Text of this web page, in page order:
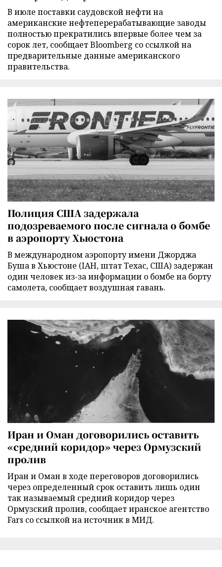
В июле поставки саудовской нефти на
американские нефтеперерабатывающие заводы
полностью прекратились впервые более чем за
сорок лет, сообщает Bloomberg со ссылкой на
предварительные данные американского
правительства.
Полиция США задержала
подозреваемого после сигнала о бомбе
в аэропорту Хьюстона
В международном аэропорту имени Джорджа
Буша в Хьюстоне (IAH, штат Техас, США) задержан
один человек из-за информации о бомбе на борту
самолета, сообщает воздушная гавань.
Иран и Оман договорились оставить
«средний коридор» через Ормузский
пролив
Иран и Оман в ходе переговоров договорились
через определенный срок оставить лишь один
так называемый средний коридор через
Ормузский пролив, сообщает иранское агентство
Fars со ссылкой на источник в МИД.